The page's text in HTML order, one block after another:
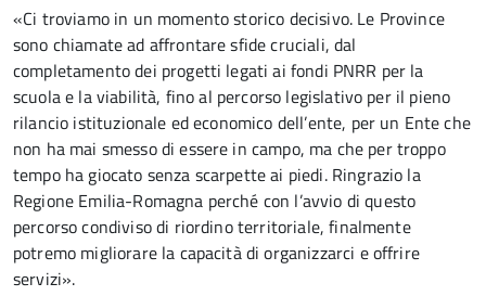
«Ci troviamo in un momento storico decisivo. Le Province
sono chiamate ad affrontare sfide cruciali, dal
completamento dei progetti legati ai fondi PNRR per la
scuola e la viabilità, fino al percorso legislativo per il pieno
rilancio istituzionale ed economico dell’ente, per un Ente che
non ha mai smesso di essere in campo, ma che per troppo
tempo ha giocato senza scarpette ai piedi. Ringrazio la
Regione Emilia-Romagna perché con l’avvio di questo
percorso condiviso di riordino territoriale, finalmente
potremo migliorare la capacità di organizzarci e offrire
servizi».